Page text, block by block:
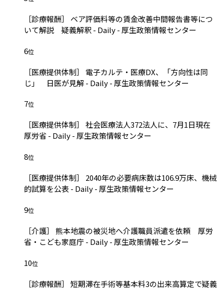
［診療報酬］ ベア評価料等の賃金改善中間報告書等につ
いて解説 疑義解釈 - Daily - 厚生政策情報センター
6位
［医療提供体制］ 電子カルテ・医療DX、「方向性は同
じ」 日医が見解 - Daily - 厚生政策情報センター
7位
［医療提供体制］ 社会医療法人372法人に、7月1日現在
厚労省 - Daily - 厚生政策情報センター
8位
［医療提供体制］ 2040年の必要病床数は106.9万床、機械
的試算を公表 - Daily - 厚生政策情報センター
9位
［介護］ 熊本地震の被災地へ介護職員派遣を依頼 厚労
省・こども家庭庁 - Daily - 厚生政策情報センター
10位
［診療報酬］ 短期滞在手術等基本料3の出来高算定で疑義